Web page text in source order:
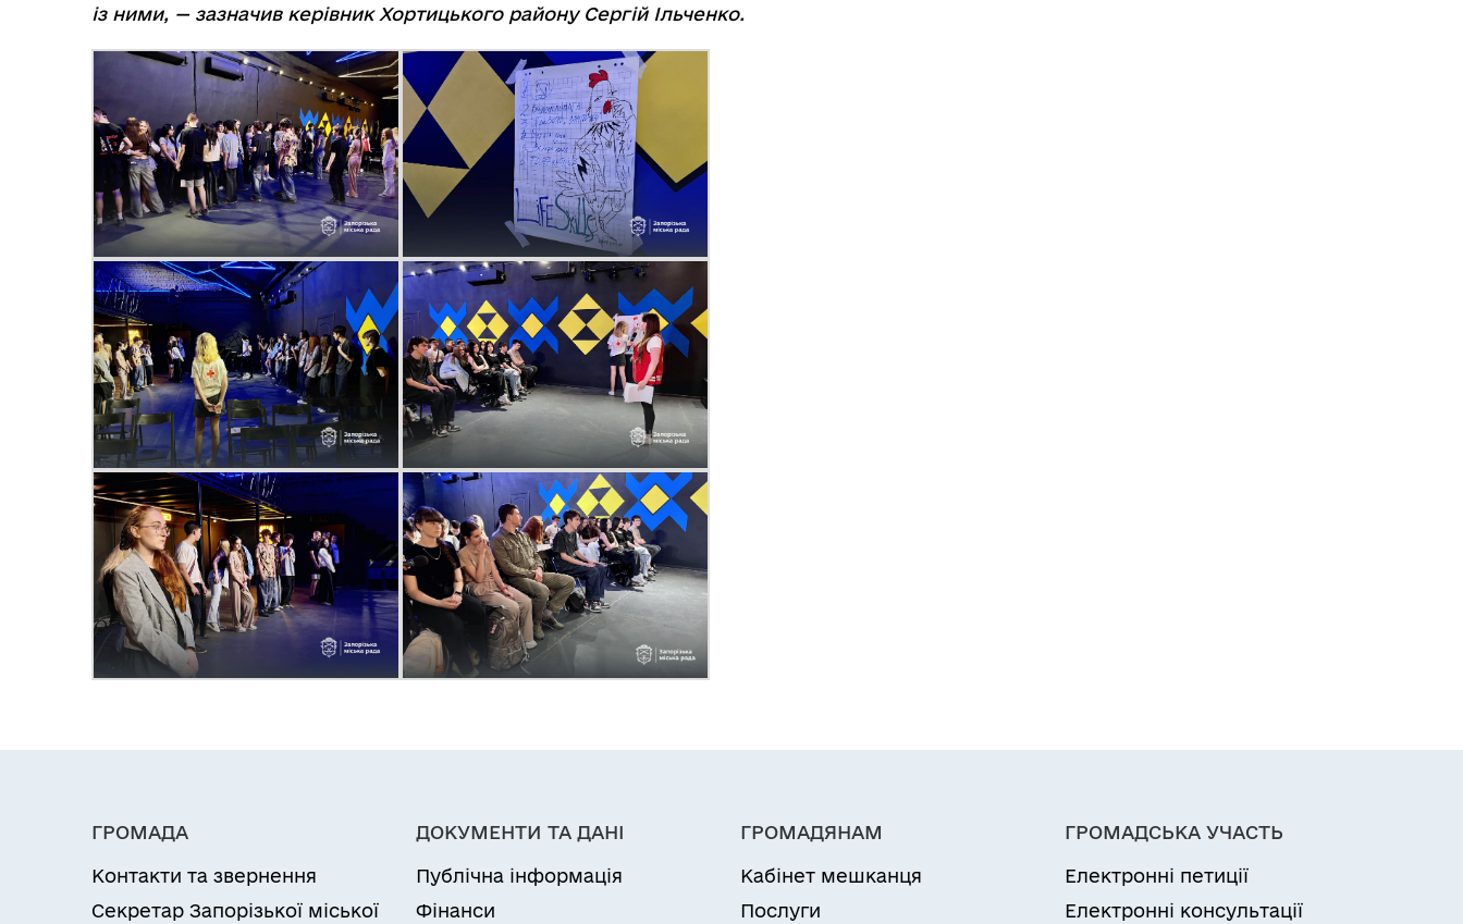
із ними, — зазначив керівник Хортицького району Сергій Ільченко.
ГРОМАДА
Контакти та звернення
Секретар Запорізької міської
ДОКУМЕНТИ ТА ДАНІ
Публічна інформація
Фінанси
ГРОМАДЯНАМ
Кабінет мешканця
Послуги
ГРОМАДСЬКА УЧАСТЬ
Електронні петиції
Електронні консультації